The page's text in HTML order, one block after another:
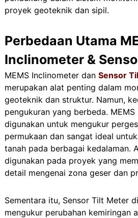
proyek geoteknik dan sipil.
Perbedaan Utama
Inclinometer &
MEMS Inclinometer dan Sensor
merupakan alat penting dalam
geoteknik dan struktur. Namun,
pengukuran yang berbeda.
digunakan untuk mengukur
permukaan dan sangat ideal
tanah pada berbagai kedalaman.
digunakan pada proyek yang
detail mengenai zona geser dan
Sementara itu, Sensor Tilt Meter
mengukur perubahan kemiringan